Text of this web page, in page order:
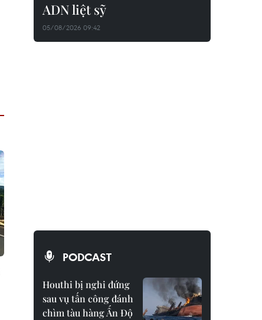
ADN liệt sỹ
05/08/2026 09:42
PODCAST
Houthi bị nghi đứng
sau vụ tấn công đánh
chìm tàu hàng Ấn Độ